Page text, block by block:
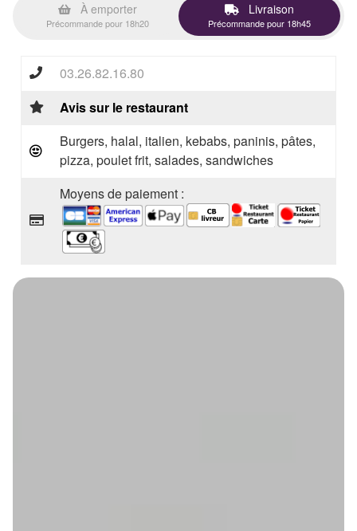
À emporter
Précommande pour 18h20
Livraison
Précommande pour 18h45
03.26.82.16.80
Avis sur le restaurant
Burgers, halal, italien, kebabs, paninis, pâtes,
pizza, poulet frit, salades, sandwiches
Moyens de paiement :